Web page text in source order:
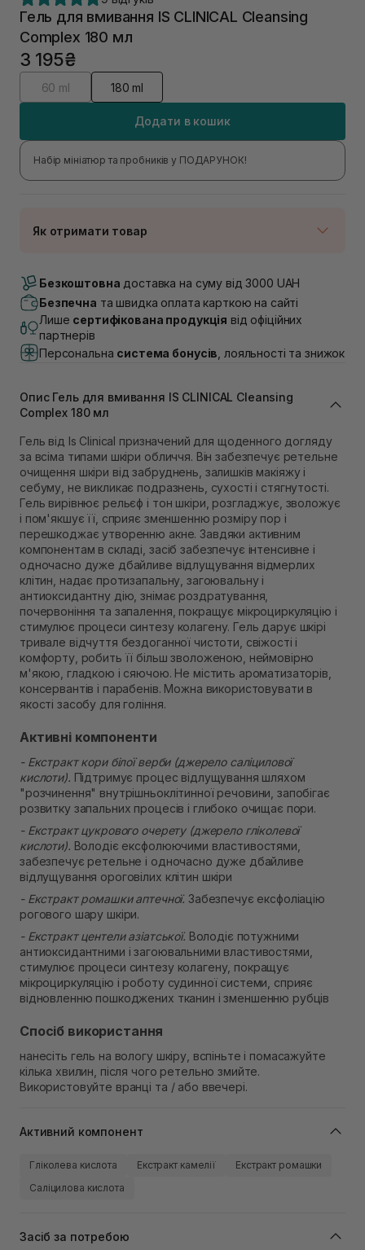
Гель для вмивання IS CLINICAL Cleansing
Complex 180 мл
3 195₴
60 ml 180 ml
Додати в кошик
Набір мініатюр та пробників у ПОДАРУНОК!
Як отримати товар
В наявності
Самовивіз м. Луцьк, вул. Винниченка 4
В наявності
Самовивіз м. Львів, вул. Академіка Підстригача, 1В
(Duck’s Lake)
В наявності
В наявності
Самовивіз м. Львів, вул. Степана Бандери 45
Самовивіз м. Рівне, вул. 16-го Липня, 15
В наявності
Самовивіз м. Рівне, вул. Кулика і Гудачека 23 (ТЦ
Екватор)
В наявності
Безкоштовна доставка на суму від 3000 UAH
Безпечна та швидка оплата карткою на сайті
Лише сертифікована продукція від офіційних
партнерів
Персональна система бонусів , лояльності та знижок
Опис Гель для вмивання IS CLINICAL Cleansing
Complex 180 мл
Гель від Is Clinical призначений для щоденного догляду
за всіма типами шкіри обличчя. Він забезпечує ретельне
очищення шкіри від забруднень, залишків макіяжу і
себуму, не викликає подразнень, сухості і стягнутості.
Гель вирівнює рельєф і тон шкіри, розгладжує, зволожує
і пом'якшує її, сприяє зменшенню розміру пор і
перешкоджає утворенню акне. Завдяки активним
компонентам в складі, засіб забезпечує інтенсивне і
одночасно дуже дбайливе відлущування відмерлих
клітин, надає протизапальну, загоювальну і
антиоксидантну дію, знімає роздратування,
почервоніння та запалення, покращує мікроциркуляцію і
стимулює процеси синтезу колагену. Гель дарує шкірі
тривале відчуття бездоганної чистоти, свіжості і
комфорту, робить її більш зволоженою, неймовірно
м'якою, гладкою і сяючою. Не містить ароматизаторів,
консервантів і парабенів. Можна використовувати в
якості засобу для гоління.
Активні компоненти
- Екстракт кори білої верби (джерело саліцилової
кислоти). Підтримує процес відлущування шляхом
"розчинення" внутрішньоклітинної речовини, запобігає
розвитку запальних процесів і глибоко очищає пори.
- Екстракт цукрового очерету (джерело гліколевої
кислоти). Володіє ексфолюючими властивостями,
забезпечує ретельне і одночасно дуже дбайливе
відлущування ороговілих клітин шкіри
- Екстракт ромашки аптечної. Забезпечує ексфоліацію
рогового шару шкіри.
- Екстракт центели азіатської. Володіє потужними
антиоксидантними і загоювальними властивостями,
стимулює процеси синтезу колагену, покращує
мікроциркуляцію і роботу судинної системи, сприяє
відновленню пошкоджених тканин і зменшенню рубців
Спосіб використання
нанесіть гель на вологу шкіру, вспіньте і помасажуйте
кілька хвилин, після чого ретельно змийте.
Використовуйте вранці та / або ввечері.
Активний компонент
Гліколева кислота Екстракт камелії
Екстракт ромашки
Саліцилова кислота
Засіб за потребою